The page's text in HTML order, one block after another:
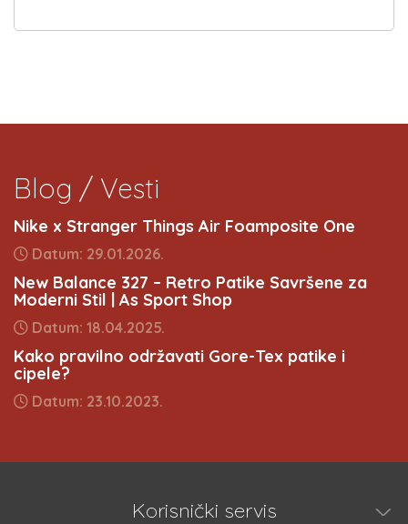
Blog / Vesti
Nike x Stranger Things Air Foamposite One
Datum: 29.01.2026.
New Balance 327 – Retro Patike Savršene za
Moderni Stil | As Sport Shop
Datum: 18.04.2025.
Kako pravilno održavati Gore-Tex patike i
cipele?
Datum: 23.10.2023.
Korisnički servis